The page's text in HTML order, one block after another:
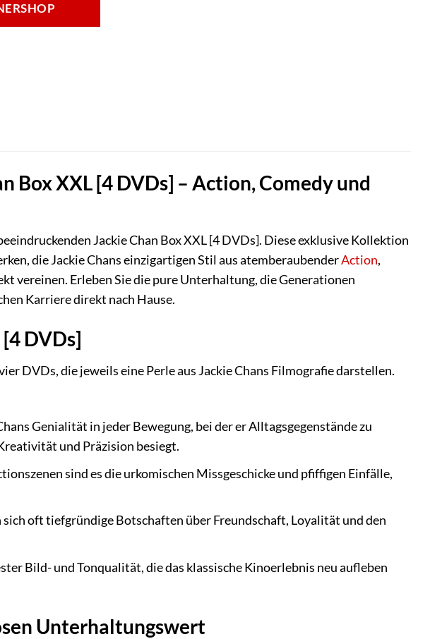
Box XXL [4 DVDs] – Action, Comedy und
Jackie Chan Box XXL [4 DVDs]. Diese exklusive Kollektion
die Jackie Chans einzigartigen Stil aus atemberaubenderAction,
vereinen. Erleben Sie die pure Unterhaltung, die Generationen
Karriere direkt nach Hause.
DVDs]
DVDs, die jeweils eine Perle aus Jackie Chans Filmografie darstellen.
Genialität in jeder Bewegung, bei der er Alltagsgegenstände zu
und Präzision besiegt.
sind es die urkomischen Missgeschicke und pfiffigen Einfälle,
oft tiefgründige Botschaften über Freundschaft, Loyalität und den
Bild- und Tonqualität, die das klassische Kinoerlebnis neu aufleben
Unterhaltungswert